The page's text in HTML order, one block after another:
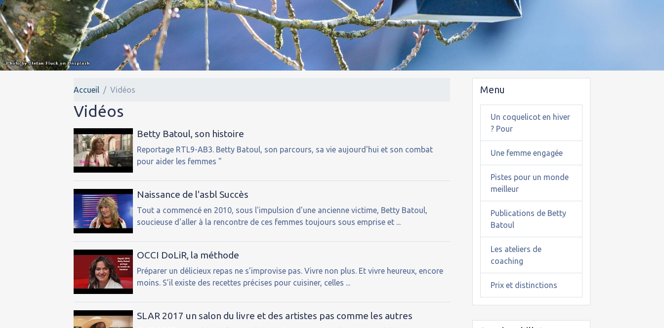
Accueil Vidéos
Vidéos
Betty Batoul, son histoire
Reportage RTL9-AB3. Betty Batoul, son parcours, sa vie aujourd'hui et son combat
pour aider les femmes "
Naissance de l'asbl Succès
Tout a commencé en 2010, sous l'impulsion d'une ancienne victime, Betty Batoul,
soucieuse d'aller à la rencontre de ces femmes toujours sous emprise et ...
OCCI DoLiR, la méthode
Préparer un délicieux repas ne s’improvise pas. Vivre non plus. Et vivre heureux, encore
moins. S’il existe des recettes précises pour cuisiner, celles ...
SLAR 2017 un salon du livre et des artistes pas comme les autres
Menu
Un coquelicot en hiver
? Pour
Une femme engagée
Pistes pour un monde
meilleur
Publications de Betty
Batoul
Les ateliers de
coaching
Prix et distinctions